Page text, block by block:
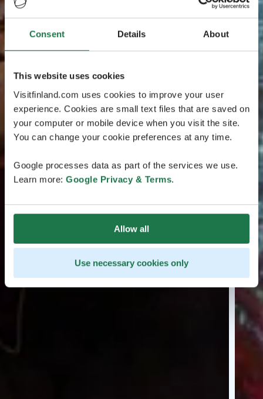
Consent Details About
This website uses cookies
Visitfinland.com uses cookies to improve your user
experience. Cookies are small text files that are saved on
your computer or mobile device when you visit the site.
You can change your cookie preferences at any time.
Google processes data as part of the services we use.
Learn more: Google Privacy & Terms.
Allow all
Use necessary cookies only